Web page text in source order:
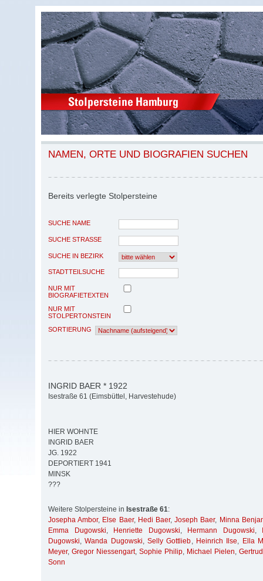
NAMEN, ORTE UND BIOGRAFIEN SUCHEN
Bereits verlegte Stolpersteine
SUCHE NAME
SUCHE STRASSE
SUCHE IN BEZIRK
STADTTEILSUCHE
NUR MIT
BIOGRAFIETEXTEN
NUR MIT
STOLPERTONSTEIN
SORTIERUNG
INGRID BAER * 1922
Isestraße 61 (Eimsbüttel, Harvestehude)
HIER WOHNTE
INGRID BAER
JG. 1922
DEPORTIERT 1941
MINSK
???
Weitere Stolpersteine in Isestraße 61:
Josepha Ambor, Else Baer, Hedi Baer,Joseph Baer, Minna
Emma Dugowski, Henriette Dugowski, Hermann Dugowski,
Dugowski,Wanda Dugowski,Selly Gottlieb, Heinrich Ilse, Ella
Meyer, Gregor Niessengart, Sophie Philip, Michael Pielen,
Sonn